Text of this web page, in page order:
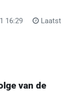
16:29
Laatst
van de